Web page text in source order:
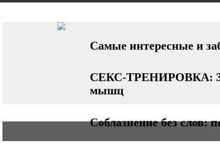
Самые интересные и
СЕКС-ТРЕНИРОВКА: 3
мышц
Соблазнение без слов: